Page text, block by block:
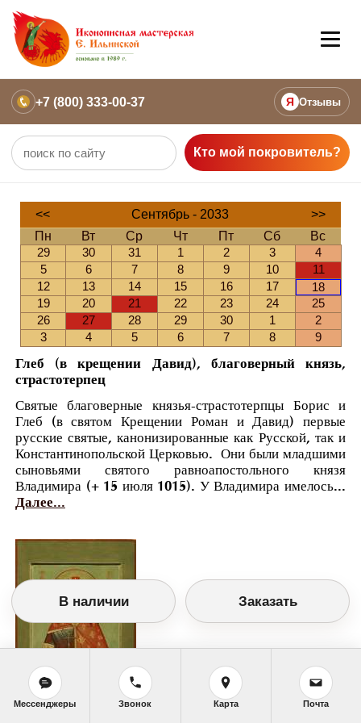
+7 (800) 333-00-37 Я Отзывы
Кто мой покровитель?
<< Сентябрь - 2033
>>
Пн
Вт Ср Чт Пт Сб
Вс
29
30 31 1 2 3
4
5
6 7 8 9 10
11
12
13 14 15 16 17
18
19
20 21 22 23 24
25
26
27 28 29 30 1
2
3
4 5 6 7 8 9
Глеб (в крещении Давид), благоверный князь,
страстотерпец
Святые благоверные князья-страстотерпцы Борис и
Глеб (в святом Крещении Роман и Давид) первые
русские святые, канонизированные как Русской, так и
Константинопольской Церковью. Они были младшими
сыновьями святого равноапостольного князя
Владимира (+ 15 июля 1015). У Владимира имелось...
Далее...
В наличии Заказать
Мессенджеры Звонок Карта Почта